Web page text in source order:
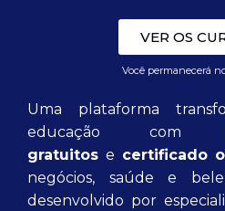
VER OS
Você permanecerá
Uma plataforma
educação com
gratuitos e certificado
negócios, saúde e
desenvolvido por